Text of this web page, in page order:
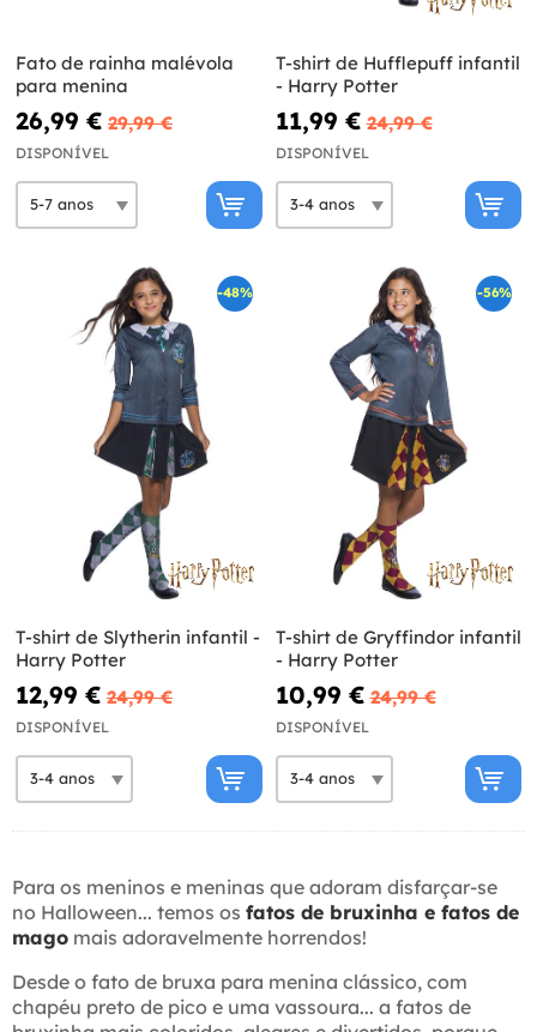
Fato de rainha malévola
para menina
26,99 € 29,99 €
DISPONÍVEL
T-shirt de Hufflepuff infantil
- Harry Potter
11,99 € 24,99 €
DISPONÍVEL
-48%
T-shirt de Slytherin infantil -
Harry Potter
12,99 € 24,99 €
DISPONÍVEL
-56%
T-shirt de Gryffindor infantil
- Harry Potter
10,99 € 24,99 €
DISPONÍVEL
Para os meninos e meninas que adoram disfarçar-se
no Halloween... temos os fatos de bruxinha e fatos de
mago mais adoravelmente horrendos!
Desde o fato de bruxa para menina clássico, com
chapéu preto de pico e uma vassoura... a fatos de